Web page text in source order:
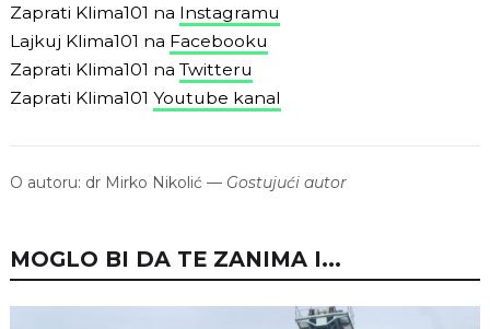
Zaprati Klima101 na Instagramu
Lajkuj Klima101 na Facebooku
Zaprati Klima101 na Twitteru
Zaprati Klima101 Youtube kanal
O autoru: dr Mirko Nikolić — Gostujući autor
MOGLO BI DA TE ZANIMA I...